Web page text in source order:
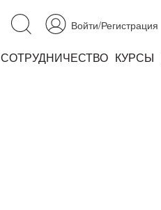
Войти/Регистрация
СОТРУДНИЧЕСТВО КУРСЫ